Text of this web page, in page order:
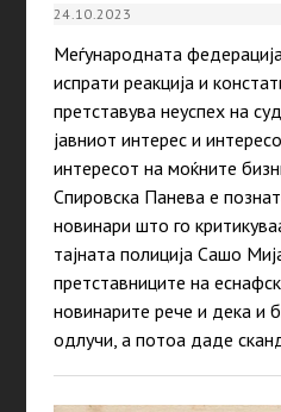
24.10.2023
Меѓународната
испрати реакција и
претставува неуспех на
јавниот интерес и
интересот на моќните
Спировска Панева е
новинари што го
тајната полиција Сашо
претставниците на
новинарите рече и дека и
одлучи, а потоа даде